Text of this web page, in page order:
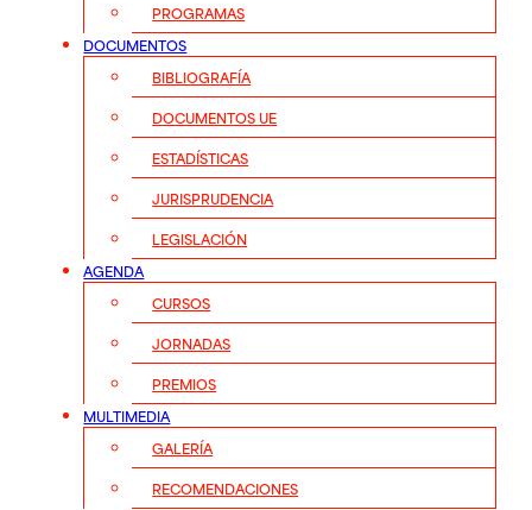
PROGRAMAS
DOCUMENTOS
BIBLIOGRAFÍA
DOCUMENTOS UE
ESTADÍSTICAS
JURISPRUDENCIA
LEGISLACIÓN
AGENDA
CURSOS
JORNADAS
PREMIOS
MULTIMEDIA
GALERÍA
RECOMENDACIONES